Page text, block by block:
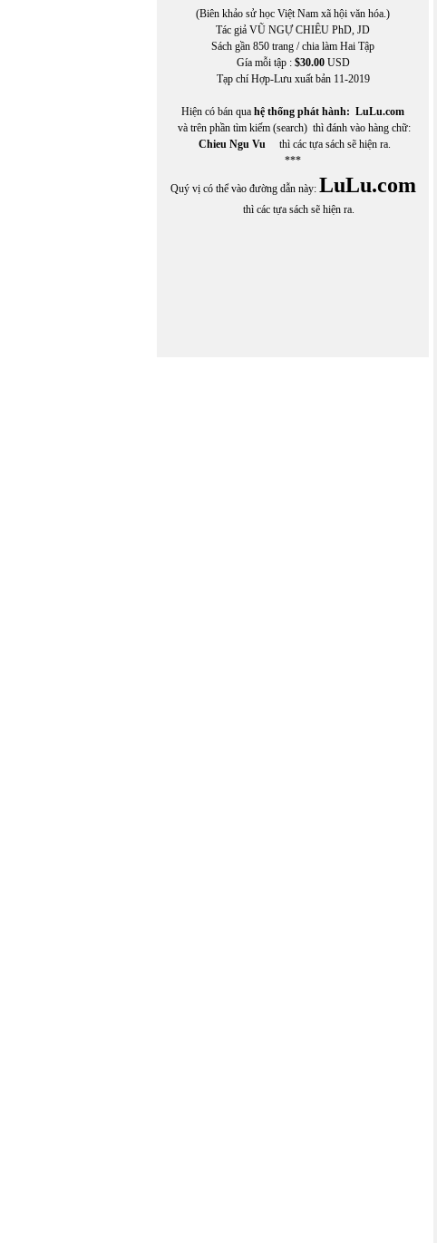
HOÀNG KHỞI PHONG
HOÀNG LIÊN TÂM
HOÀNG MAI ĐẠT
Hoàng Ngọc Nguyên
HOÀNG NGỌC THƯ
HOÀNG THANH HƯƠNG
Hoàng Thị Bích Hà
HOÀNG THI THẢO
Hoàng Thụy Anh
HOÀNG VĂN THUẤN
(Biên khảo sử học Việt Nam xã hội văn hóa.)
Tác giả VŨ NGỰ CHIÊU PhD, JD
Sách gần 850 trang / chia làm Hai Tập
Gía mỗi tập : $30.00USD
Tạp chí Hợp-Lưu xuất bản 11-2019
Hiện có bán qua hệ thống phát hành: LuLu.com
và trên phần tìm kiếm (search) thì đánh vào hàng chữ:
Chieu Ngu Vu thì các tựa sách sẽ hiện ra.
***
Quý vị có thể vào đường dẫn này: LuLu.com
thì các tựa sách sẽ hiện ra.